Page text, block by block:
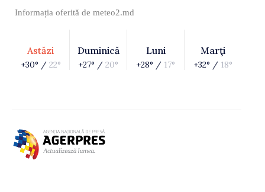
Informația oferită de meteo2.md
Astăzi
+30° / 22°
Duminică
+27° / 20°
Luni
+28° / 17°
Marţi
+32° / 18°